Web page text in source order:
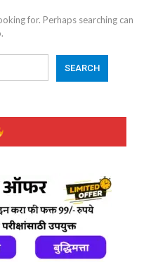
for. Perhaps searching can